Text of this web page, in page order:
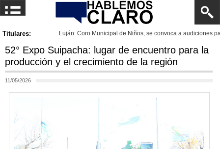
Titulares:a audiciones para niños, niñas y jóvenes
52° Expo Suipacha: lugar de encuentro para la
producción y el crecimiento de la región
11/05/2026